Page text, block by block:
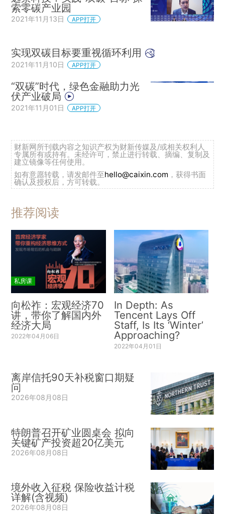
索零碳产业园
2021年11月13日 APP打开
实现双碳目标要重视循环利用
2021年11月10日 APP打开
“双碳”时代，绿色金融助力光
伏产业破局
2021年11月01日 APP打开
财新网所刊载内容之知识产权为财新传媒及/或相关权利人
专属所有或持有。未经许可，禁止进行转载、摘编、复制及
建立镜像等任何使用。
如有意愿转载，请发邮件至hello@caixin.com ，获得书面
确认及授权后，方可转载。
推荐阅读
私房课
向松祚：宏观经济70
讲，带你了解国内外
经济大局
2022年04月06日
In Depth: As
Tencent Lays Off
Staff, Is Its ‘Winter’
Approaching?
2022年04月01日
离岸信托90天补税窗口期疑
问
2026年08月08日
特朗普召开矿业圆桌会 拟向
关键矿产投资超20亿美元
2026年08月08日
境外收入征税 保险收益计税
详解(含视频)
2026年08月08日